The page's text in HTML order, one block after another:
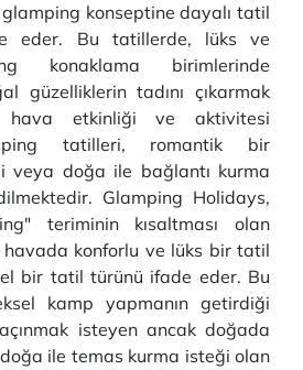
konseptine dayalı tatil
eder. Bu tatillerde, lüks ve
konaklama birimlerinde
güzelliklerin tadını çıkarmak
hava etkinliği ve aktivitesi
tatilleri, romantik bir
veya doğa ile bağlantı kurma
Glamping Holidays,
teriminin kısaltması olan
havada konforlu ve lüks bir tatil
bir tatil türünü ifade eder. Bu
kamp yapmanın getirdiği
isteyen ancak doğada
ile temas kurma isteği olan